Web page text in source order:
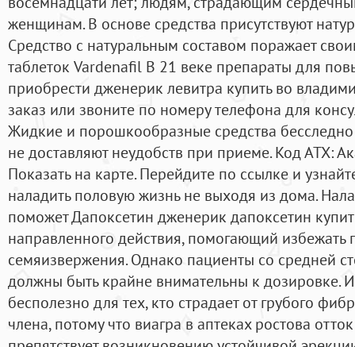
женщинам. В основе средства присутствуют
Средство с натуральным составом поражает
таблеток Vardenafil В 21 веке препараты для
приобрести дженерик левитра купить во
заказ или звоните по номеру телефона для
Жидкие и порошкообразные средства
не доставляют неудобств при приеме. Код АТХ:
Показать на карте. Перейдите по ссылке и
наладить половую жизнь не выходя из дома.
поможет Дапоксетин дженерик дапоксетин
направленного действия, помогающий
семяизвержения. Однако пациенты со средней
должны быть крайне внимательны к дозировке.
бесполезно для тех, кто страдает от грубого
члена, потому что виагра в аптеках ростова